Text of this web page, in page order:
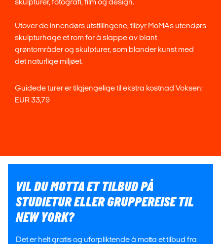
Utover de innendørs utstillingene, tilbyr MoMAs utendørs
skulpturhage et rom for å slappe av blant
grøntområder og skulpturer, som blander kunst med
det naturlige miljøet.
Guidede turer er tilgjengelige til ekstra kostnad Voksen:
EUR 33,79
VIL DU MOTTA ET TILBUD PÅ
STUDIETUR ELLER GRUPPEREISE TIL
NEW YORK?
Det er helt gratis og uforpliktende å motta et tilbud fra